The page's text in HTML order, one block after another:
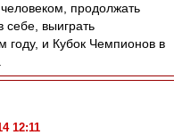
продолжать
себе, выиграть
году, и Кубок Чемпионов в
12:11